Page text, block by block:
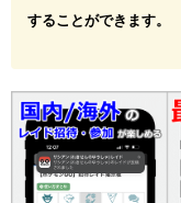
することができます。